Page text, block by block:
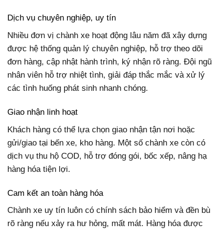
Dịch vụ chuyên nghiệp, uy tín
Nhiều đơn vị chành xe hoạt động lâu năm đã xây dựng
được hệ thống quản lý chuyên nghiệp, hỗ trợ theo dõi
đơn hàng, cập nhật hành trình, ký nhận rõ ràng. Đội ngũ
nhân viên hỗ trợ nhiệt tình, giải đáp thắc mắc và xử lý
các tình huống phát sinh nhanh chóng.
Giao nhận linh hoạt
Khách hàng có thể lựa chọn giao nhận tận nơi hoặc
gửi/giao tại bến xe, kho hàng. Một số chành xe còn có
dịch vụ thu hộ COD, hỗ trợ đóng gói, bốc xếp, nâng hạ
hàng hóa tiện lợi.
Cam kết an toàn hàng hóa
Chành xe uy tín luôn có chính sách bảo hiểm và đền bù
rõ ràng nếu xảy ra hư hỏng, mất mát. Hàng hóa được